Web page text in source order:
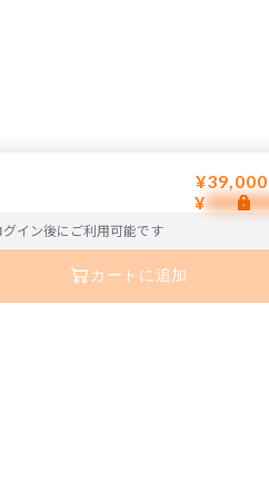
¥
イン後にご利用可能です
カートに追加